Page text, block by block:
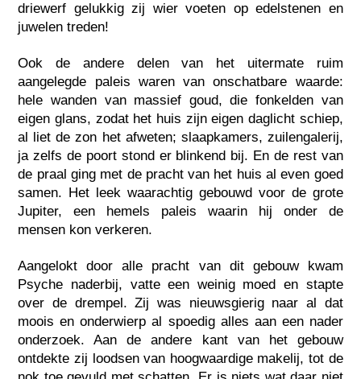
driewerf gelukkig zij wier voeten op edelstenen en
juwelen treden!
Ook de andere delen van het uitermate ruim
aangelegde paleis waren van onschatbare waarde:
hele wanden van massief goud, die fonkelden van
eigen glans, zodat het huis zijn eigen daglicht schiep,
al liet de zon het afweten; slaapkamers, zuilengalerij,
ja zelfs de poort stond er blinkend bij. En de rest van
de praal ging met de pracht van het huis al even goed
samen. Het leek waarachtig gebouwd voor de grote
Jupiter, een hemels paleis waarin hij onder de
mensen kon verkeren.
Aangelokt door alle pracht van dit gebouw kwam
Psyche naderbij, vatte een weinig moed en stapte
over de drempel. Zij was nieuwsgierig naar al dat
moois en onderwierp al spoedig alles aan een nader
onderzoek. Aan de andere kant van het gebouw
ontdekte zij loodsen van hoogwaardige makelij, tot de